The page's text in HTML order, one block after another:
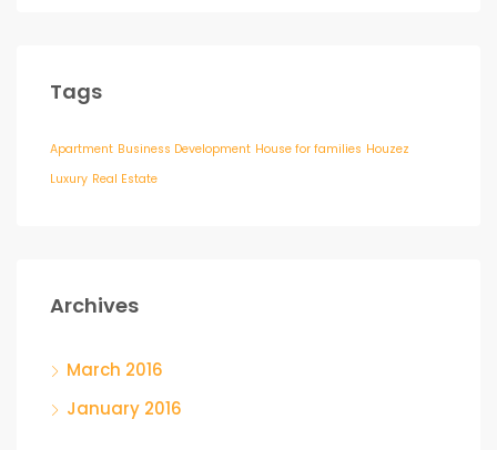
Tags
Apartment Business Development House for families Houzez
Luxury Real Estate
Archives
March 2016
January 2016